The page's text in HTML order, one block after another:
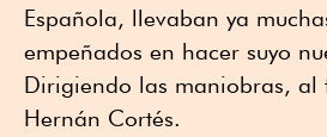
Española, llevaban ya
empeñados en hacer suyo
Dirigiendo las maniobras, al
Hernán Cortés.